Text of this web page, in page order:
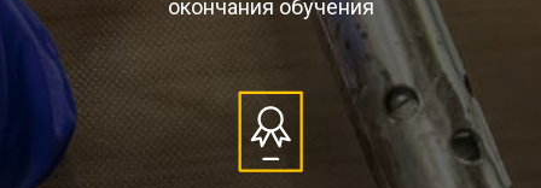
окончания обучения